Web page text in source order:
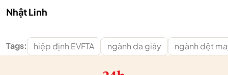
Nhật Linh
Tags: hiệp định EVFTA ngành da giày ngành dệt